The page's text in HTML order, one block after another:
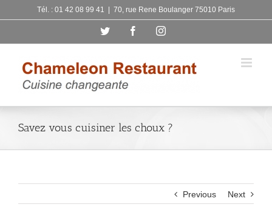
to
Tél. : 01 42 08 99 41 70, rue Rene Boulanger 75010 Paris
Twitter FacebookInstagram
Savez vous cuisiner les choux ?
Previous Next